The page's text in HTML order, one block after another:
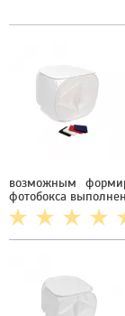
возможным
фотобокса